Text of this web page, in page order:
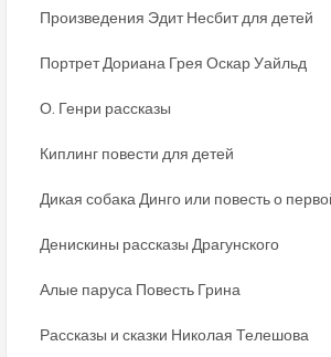
Произведения Эдит Несбит для детей
Портрет Дориана Грея Оскар Уайльд
О. Генри рассказы
Киплинг повести для детей
Дикая собака Динго или повесть о
Денискины рассказы Драгунского
Алые паруса Повесть Грина
Рассказы и сказки Николая Телешова